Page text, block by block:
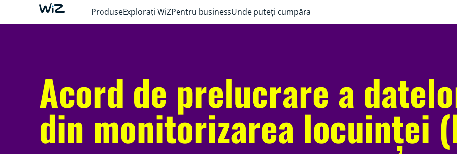
ProduseExplorați WiZPentru businessUnde puteți cumpăra
Acord de prelucrare a
din monitorizarea locuinței